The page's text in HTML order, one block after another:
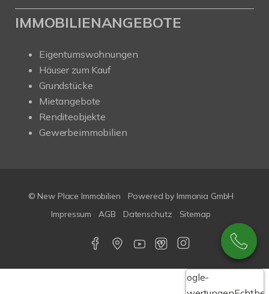
IMMOBILIENANGEBOTE
Eigentumswohnungen
Häuser zum Kauf
Grundstücke
Mietangebote
Renditeobjekte
Gewerbeimmobilien
© New Place Immobilien
Powered by Immonia GmbH
Impressum
AGB Datenschutz Sitemap
Google-